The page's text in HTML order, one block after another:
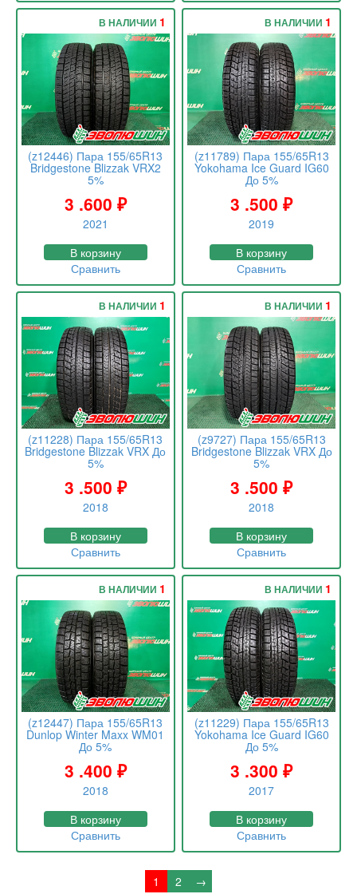
(z12446) Пара 155/65R13
Bridgestone Blizzak VRX2
5%
3 .600 ₽
2021
В НАЛИЧИИ 1
В корзину
Сравнить
(z11789) Пара 155/65R13
Yokohama Ice Guard IG60
До 5%
3 .500₽
2019
В НАЛИЧИИ 1
В корзину
Сравнить
(z11228) Пара 155/65R13
Bridgestone Blizzak VRX До
5%
3 .500 ₽
2018
В НАЛИЧИИ 1
В корзину
Сравнить
(z9727) Пара 155/65R13
Bridgestone Blizzak VRX До
5%
3 .500₽
2018
В НАЛИЧИИ 1
В корзину
Сравнить
(z12447) Пара 155/65R13
Dunlop Winter Maxx WM01
До 5%
3 .400 ₽
2018
В НАЛИЧИИ 1
В корзину
Сравнить
(z11229) Пара 155/65R13
Yokohama Ice Guard IG60
До 5%
3 .300₽
2017
В НАЛИЧИИ 1
В корзину
Сравнить
1 2 →